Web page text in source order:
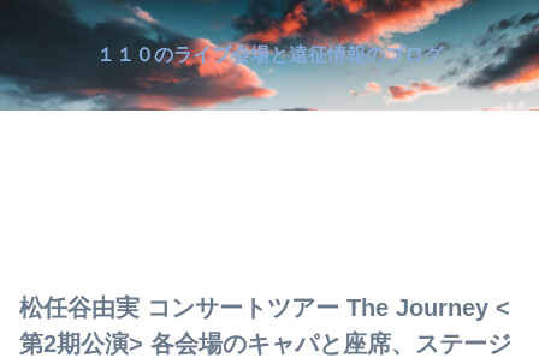
１１０のライブ会場と遠征情報のブログ
松任谷由実 コンサートツアー The Journey <
第2期公演> 各会場のキャパと座席、ステージ